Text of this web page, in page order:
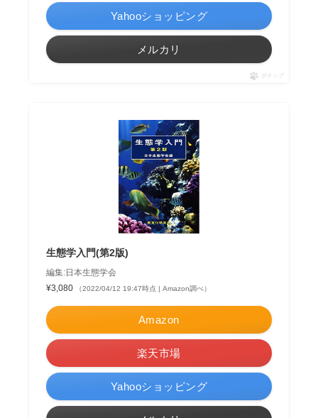
Yahooショッピング
メルカリ
ポチップ
生態学入門(第2版)
編集:日本生態学会
¥3,080
（2022/04/12 19:47時点 | Amazon調べ）
Amazon
楽天市場
Yahooショッピング